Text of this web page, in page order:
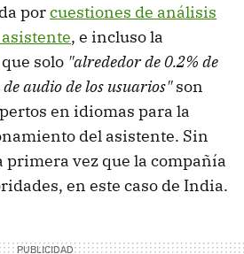
porcuestiones de análisis
, e incluso la
que solo "alrededor de 0.2% de
audio de los usuarios"son
en idiomas para la
del asistente. Sin
primera vez que la compañía
en este caso de India.